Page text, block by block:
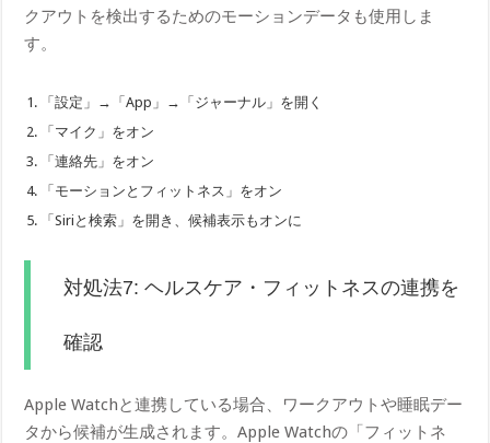
クアウトを検出するためのモーションデータも使用しま
す。
「設定」→「App」→「ジャーナル」を開く
「マイク」をオン
「連絡先」をオン
「モーションとフィットネス」をオン
「Siriと検索」を開き、候補表示もオンに
対処法7: ヘルスケア・フィットネスの連携を
確認
Apple Watchと連携している場合、ワークアウトや睡眠デー
タから候補が生成されます。Apple Watchの「フィットネ